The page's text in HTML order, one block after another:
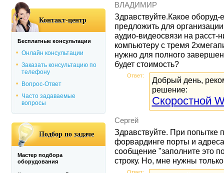
Контакт-центр
Бесплатные консультации
Онлайн консультации
Заказать консультацию по
телефону
Вопрос-Ответ
Часто задаваемые
вопросы
Подбор по задаче
Мастер подбора
оборудования
ВЛАДИМИР
Здравствуйте.Какое
предложить для
аудио-видеосвязи на расст-
компьютеру с тремя
нужно для полного
будет стоимость?
Ответ:
Добрый день,
решение:
Скоростной
Сергей
Здравствуйте. При попытке
форвардинге порты и
сообщение "заполните это
строку. Но, мне нужны